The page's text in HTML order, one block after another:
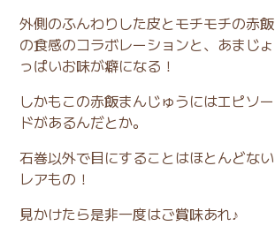
外側のふんわりした皮とモチモチの赤飯
の食感のコラボレーションと、あまじょ
っぱいお味が癖になる！
しかもこの赤飯まんじゅうにはエピソー
ドがあるんだとか。
石巻以外で目にすることはほとんどない
レアもの！
見かけたら是非一度はご賞味あれ♪